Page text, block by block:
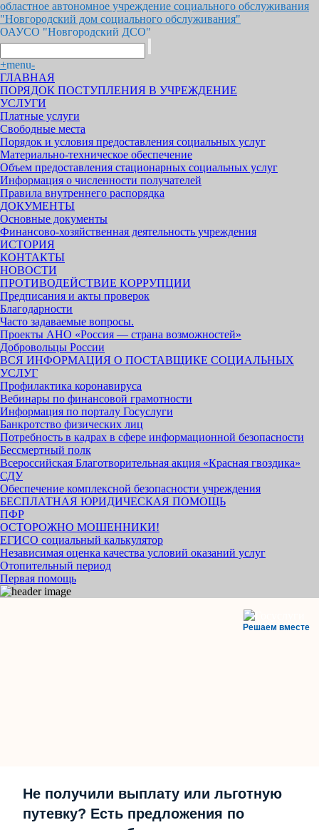
областное автономное учреждение социального обслуживания
"Новгородский дом социального обслуживания"
ОАУСО "Новгородский ДСО"
+menu-
ГЛАВНАЯ
ПОРЯДОК ПОСТУПЛЕНИЯ В УЧРЕЖДЕНИЕ
УСЛУГИ
Платные услуги
Свободные места
Порядок и условия предоставления социальных услуг
Материально-техническое обеспечение
Объем предоставления стационарных социальных услуг
Информация о численности получателей
Правила внутреннего распорядка
ДОКУМЕНТЫ
Основные документы
Финансово-хозяйственная деятельность учреждения
ИСТОРИЯ
КОНТАКТЫ
НОВОСТИ
ПРОТИВОДЕЙСТВИЕ КОРРУПЦИИ
Предписания и акты проверок
Благодарности
Часто задаваемые вопросы.
Проекты АНО «Россия — страна возможностей»
Добровольцы России
ВСЯ ИНФОРМАЦИЯ О ПОСТАВЩИКЕ СОЦИАЛЬНЫХ
УСЛУГ
Профилактика коронавируса
Вебинары по финансовой грамотности
Информация по порталу Госуслуги
Банкротство физических лиц
Потребность в кадрах в сфере информационной безопасности
Бессмертный полк
Всероссийская Благотворительная акция «Красная гвоздика»
СДУ
Обеспечение комплексной безопасности учреждения
БЕСПЛАТНАЯ ЮРИДИЧЕСКАЯ ПОМОЩЬ
ПФР
ОСТОРОЖНО МОШЕННИКИ!
ЕГИСО социальный калькулятор
Независимая оценка качества условий оказаний услуг
Отопительный период
Первая помощь
Решаем вместе
Не получили выплату или льготную
путевку? Есть предложения по